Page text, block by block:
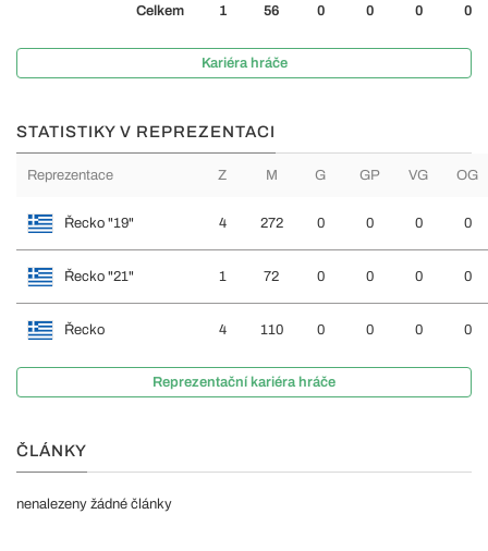
Celkem 1 56 0 0 0 0
Kariéra hráče
STATISTIKY V REPREZENTACI
Reprezentace Z M G GP VG OG
Řecko "19" 4 272 0 0 0 0
Řecko "21" 1 72 0 0 0 0
Řecko 4 110 0 0 0 0
Reprezentační kariéra hráče
ČLÁNKY
nenalezeny žádné články